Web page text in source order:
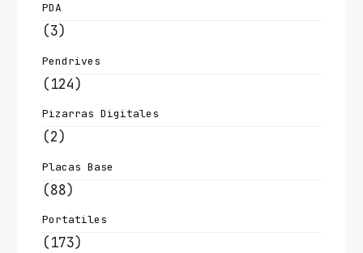
PDA
(3)
Pendrives
(124)
Pizarras Digitales
(2)
Placas Base
(88)
Portatiles
(173)